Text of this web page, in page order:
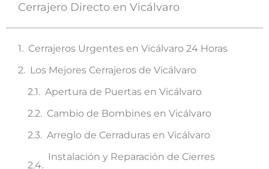
Cerrajero Directo en Vicálvaro
Cerrajeros Urgentes en Vicálvaro 24 Horas
Los Mejores Cerrajeros de Vicálvaro
Apertura de Puertas en Vicálvaro
Cambio de Bombines en Vicálvaro
Arreglo de Cerraduras en Vicálvaro
Instalación y Reparación de Cierres